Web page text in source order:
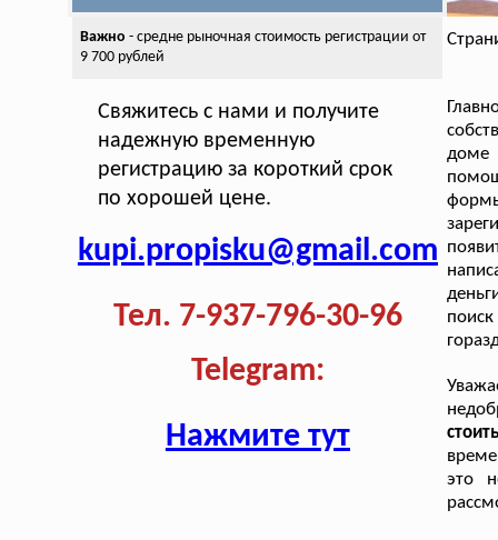
Важно - средне рыночная стоимость регистрации от
9 700 рублей
Свяжитесь с нами и получите
надежную временную
регистрацию за короткий срок
по хорошей цене.
kupi.propisku@gmail.com
Тел. 7-937-796-30-96
Telegram:
Нажмите тут
доме
это